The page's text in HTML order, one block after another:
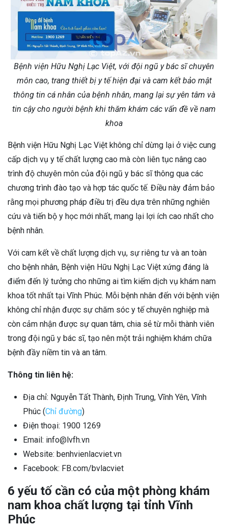
Bệnh viện Hữu Nghị Lạc Việt, với đội ngũ y bác sĩ chuyên
môn cao, trang thiết bị y tế hiện đại và cam kết bảo mật
thông tin cá nhân của bệnh nhân, mang lại sự yên tâm và
tin cậy cho người bệnh khi thăm khám các vấn đề về nam
khoa
Bệnh viện Hữu Nghị Lạc Việt không chỉ dừng lại ở việc cung
cấp dịch vụ y tế chất lượng cao mà còn liên tục nâng cao
trình độ chuyên môn của đội ngũ y bác sĩ thông qua các
chương trình đào tạo và hợp tác quốc tế. Điều này đảm bảo
rằng mọi phương pháp điều trị đều dựa trên những nghiên
cứu và tiến bộ y học mới nhất, mang lại lợi ích cao nhất cho
bệnh nhân.
Với cam kết về chất lượng dịch vụ, sự riêng tư và an toàn
cho bệnh nhân, Bệnh viện Hữu Nghị Lạc Việt xứng đáng là
điểm đến lý tưởng cho những ai tìm kiếm dịch vụ khám nam
khoa tốt nhất tại Vĩnh Phúc. Mỗi bệnh nhân đến với bệnh viện
không chỉ nhận được sự chăm sóc y tế chuyên nghiệp mà
còn cảm nhận được sự quan tâm, chia sẻ từ mỗi thành viên
trong đội ngũ y bác sĩ, tạo nên một trải nghiệm khám chữa
bệnh đầy niềm tin và an tâm.
Thông tin liên hệ:
Địa chỉ: Nguyễn Tất Thành, Định Trung, Vĩnh Yên, Vĩnh
Phúc (Chỉ đường)
Điện thoại: 1900 1269
Email: info@lvfh.vn
Website: benhvienlacviet.vn
Facebook: FB.com/bvlacviet
6 yếu tố cần có của một phòng khám
nam khoa chất lượng tại tỉnh Vĩnh
Phúc